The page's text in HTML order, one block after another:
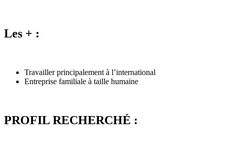
Les + :
Travailler principalement à l’international
Entreprise familiale à taille humaine
PROFIL RECHERCHÉ :